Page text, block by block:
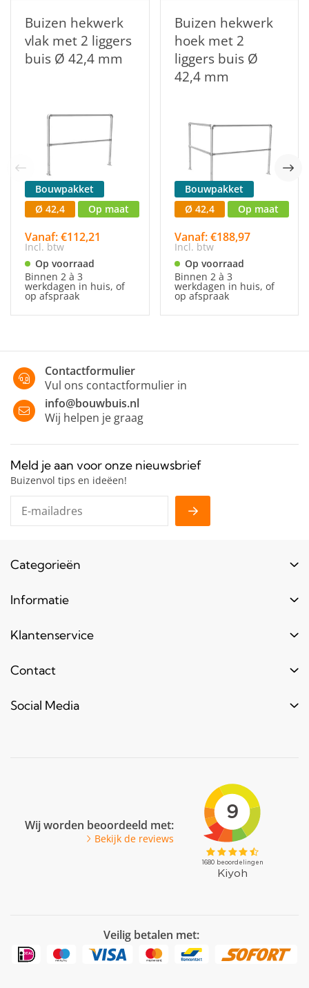
Buizen hekwerk
vlak met 2 liggers
buis Ø 42,4 mm
Bouwpakket
Ø 42,4
Op maat
Vanaf: €112,21
Incl. btw
Op voorraad
Binnen 2 à 3
werkdagen in huis, of
op afspraak
Buizen hekwerk
hoek met 2
liggers buis Ø
42,4 mm
Bouwpakket
Ø 42,4
Op maat
Vanaf: €188,97
Incl. btw
Op voorraad
Binnen 2 à 3
werkdagen in huis, of
op afspraak
Contactformulier
Vul ons contactformulier in
info@bouwbuis.nl
Wij helpen je graag
Meld je aan voor onze nieuwsbrief
Buizenvol tips en ideëen!
Categorieën
Buizen
Hout
Toebehoren
Reclameframes
Informatie
Login
Bestel informatie
Blogs & laatste nieuws
Klantenservice
Contact
Retourneren
Contact
info@bouwbuis.nl
Social Media
Wij worden beoordeeld met:
Bekijk de reviews
Veilig betalen met: